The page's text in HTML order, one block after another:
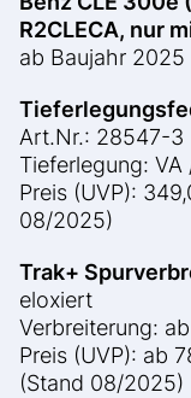
R2CLECA, nur
ab Baujahr 2025
Art.Nr.: 28547-3
Tieferlegung:
Preis (UVP):
08/2025)
Trak+
eloxiert
Verbreiterung:
Preis (UVP): ab
(Stand 08/2025)